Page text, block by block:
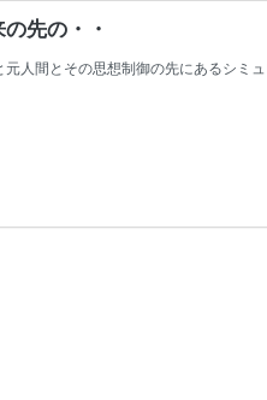
先の・・
人間とその思想制御の先にあるシ